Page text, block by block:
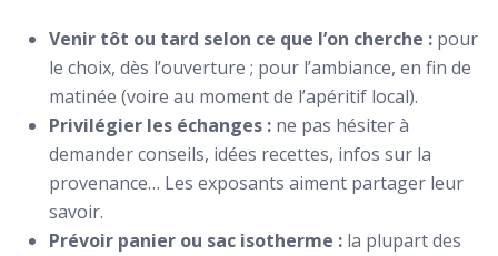
Venir tôt ou tard selon ce que l’on cherche : pour
le choix, dès l’ouverture ; pour l’ambiance, en fin de
matinée (voire au moment de l’apéritif local).
Privilégier les échanges : ne pas hésiter à
demander conseils, idées recettes, infos sur la
provenance… Les exposants aiment partager leur
savoir.
Prévoir panier ou sac isotherme : la plupart des